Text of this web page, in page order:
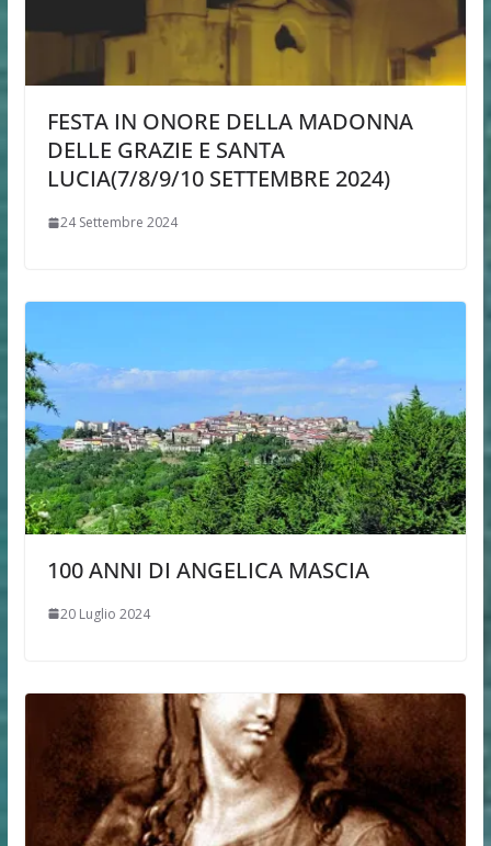
FESTA IN ONORE DELLA MADONNA
DELLE GRAZIE E SANTA
LUCIA(7/8/9/10 SETTEMBRE 2024)
24 Settembre 2024
100 ANNI DI ANGELICA MASCIA
20 Luglio 2024